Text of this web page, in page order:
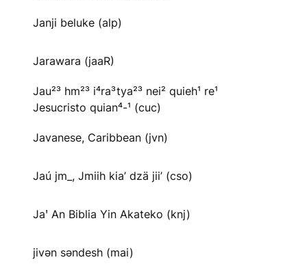
Janji beluke (alp)
Jarawara (jaaR)
Jau²³ hm²³ i⁴ra³tya²³ nei² quieh¹ re¹
Jesucristo quian⁴-¹ (cuc)
Javanese, Caribbean (jvn)
Jaú jm_, Jmiih kia’ dzä jii’ (cso)
Jaꞌ An Biblia Yin Akateko (knj)
jivən səndesh (mai)